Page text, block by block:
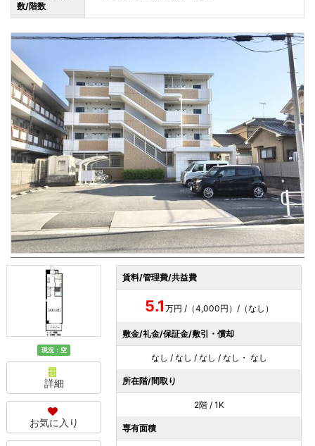
数/階数
現況：空
詳細
お気に入り
賃料/管理費/共益費
5.1万円 /（4,000円）/（なし）
敷金/礼金/保証金/敷引・償却
なし / なし / なし / なし・ なし
所在階/間取り
2階 / 1K
専有面積